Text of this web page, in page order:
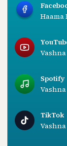
Haama
Spotify
TikTok